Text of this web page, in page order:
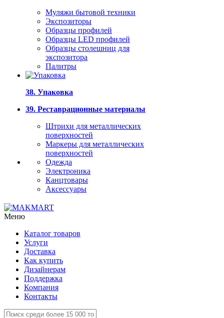
Муляжи бытовой техники
Экспозиторы
Образцы профилей
Образцы LED профилей
Образцы столешниц для
экспозитора
Палитры
38. Упаковка
39. Реставрационные материалы
Штрихи для металлических
поверхностей
Маркеры для металлических
поверхностей
Одежда
Электроника
Канцтовары
Аксессуары
Меню
Каталог товаров
Услуги
Доставка
Как купить
Дизайнерам
Поддержка
Компания
Контакты